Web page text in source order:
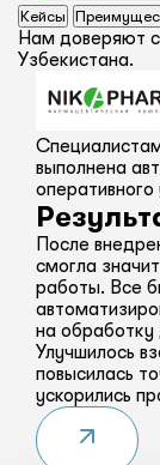
Кейсы
Нам доверяют
Узбекистана.
выполнена
После
смогла
работы. Все
на обработку
Улучшилось
повысилась
ускорились